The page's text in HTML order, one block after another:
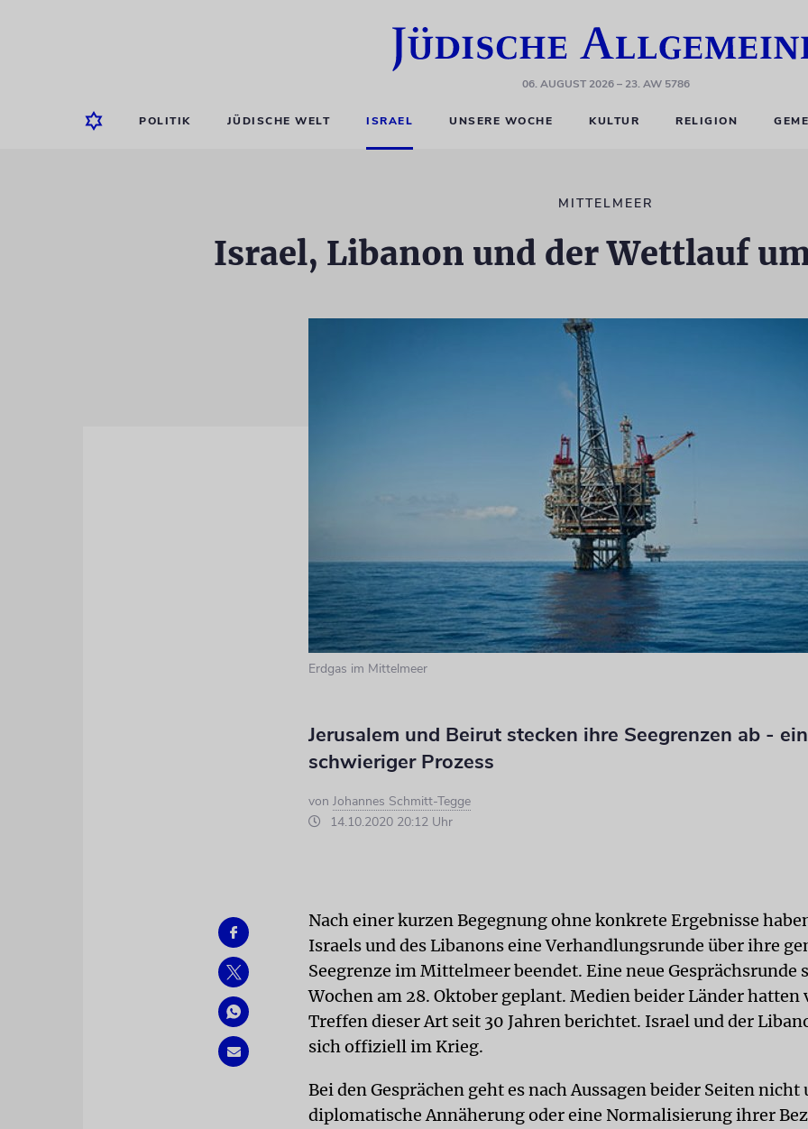
06. AUGUST 2026– 23. AW 5786
POLITIK JÜDISCHE WELT ISRAEL UNSERE WOCHE KULTUR RELIGION
MITTELMEER
Israel, Libanon und der Wettlauf
Erdgas im Mittelmeer
Jerusalem und Beirut stecken ihre Seegrenzen ab - ein
schwieriger Prozess
von Johannes Schmitt-Tegge
14.10.2020 20:12 Uhr
Nach einer kurzen Begegnung ohne konkrete Ergebnisse
Israels und des Libanons eine Verhandlungsrunde über ihre
Seegrenze im Mittelmeer beendet. Eine neue Gesprächsrunde
Wochen am 28. Oktober geplant. Medien beider Länder hatten
Treffen dieser Art seit 30 Jahren berichtet. Israel und der
sich offiziell im Krieg.
Bei den Gesprächen geht es nach Aussagen beider Seiten nicht
diplomatische Annäherung oder eine Normalisierung ihrer